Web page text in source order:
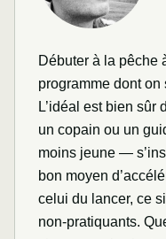
Débuter à la
programme dont on
L’idéal est bien sûr
un copain ou un
moins jeune —
bon moyen
celui du lancer, ce
non-pratiquants.